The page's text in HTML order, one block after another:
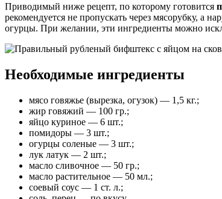
Приводимый ниже рецепт, по которому готовится
рекомендуется не пропускать через мясорубку, а
огурцы. При желании, эти ингредиенты можно
Необходимые ингредиенты
мясо говяжье (вырезка, огузок) — 1,5 кг.;
жир говяжий — 100 гр.;
яйцо куриное — 6 шт.;
помидоры — 3 шт.;
огурцы соленые — 3 шт.;
лук латук — 2 шт.;
масло сливочное — 50 гр.;
масло растительное — 50 мл.;
соевый соус — 1 ст. л.;